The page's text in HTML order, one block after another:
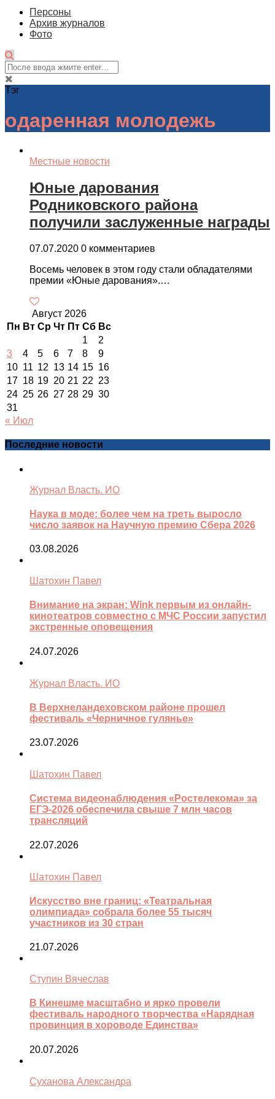
Персоны
Архив журналов
Фото
Тэг
одаренная молодежь
Местные новости
Юные дарования
Родниковского района
получили заслуженные награды
07.07.2020 0 комментариев
Восемь человек в этом году стали обладателями
премии «Юные дарования».…
Август 2026
Пн Вт Ср Чт Пт Сб Вс
1
2
3
4 5 6 7 8
9
10 11 12 13 14 15 16
17 18 19 20 21 22 23
24 25 26 27 28 29 30
31
« Июл
Последние новости
Журнал Власть. ИО
Наука в моде: более чем на треть выросло
число заявок на Научную премию Сбера 2026
03.08.2026
Шатохин Павел
Внимание на экран: Wink первым из онлайн-
кинотеатров совместно с МЧС России запустил
экстренные оповещения
24.07.2026
Журнал Власть. ИО
В Верхнеландеховском районе прошел
фестиваль «Черничное гулянье»
23.07.2026
Шатохин Павел
Система видеонаблюдения «Ростелекома» за
ЕГЭ-2026 обеспечила свыше 7 млн часов
трансляций
22.07.2026
Шатохин Павел
Искусство вне границ: «Театральная
олимпиада» собрала более 55 тысяч
участников из 30 стран
21.07.2026
Ступин Вячеслав
В Кинешме масштабно и ярко провели
фестиваль народного творчества «Нарядная
провинция в хороводе Единства»
20.07.2026
Суханова Александра